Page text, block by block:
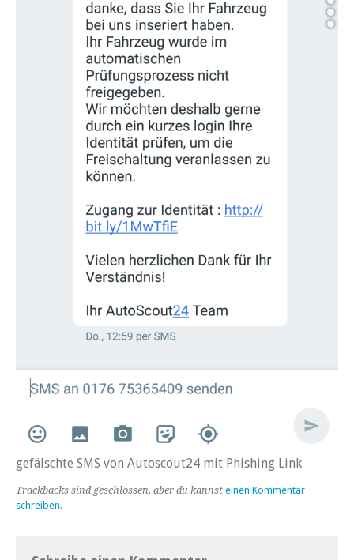
gefälschte SMS von Autoscout24 mit Phishing Link
Trackbacks sind geschlossen, aber du kannst einen Kommentar
schreiben.